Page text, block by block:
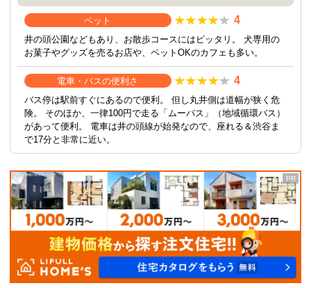
ペット 4
井の頭公園などもあり、お散歩コースにはピッタリ。 犬専用の
お菓子やグッズを売るお店や、ペットOKのカフェも多い。
電車・バスの便利さ 4
バス停は駅前すぐにあるので便利。 但し丸井側は道幅が狭く危
険。 そのほか、一律100円で走る「ムーバス」（地域循環バス）
があって便利。 電車は井の頭線が始発なので、座れる＆渋谷ま
で17分と非常に近い。